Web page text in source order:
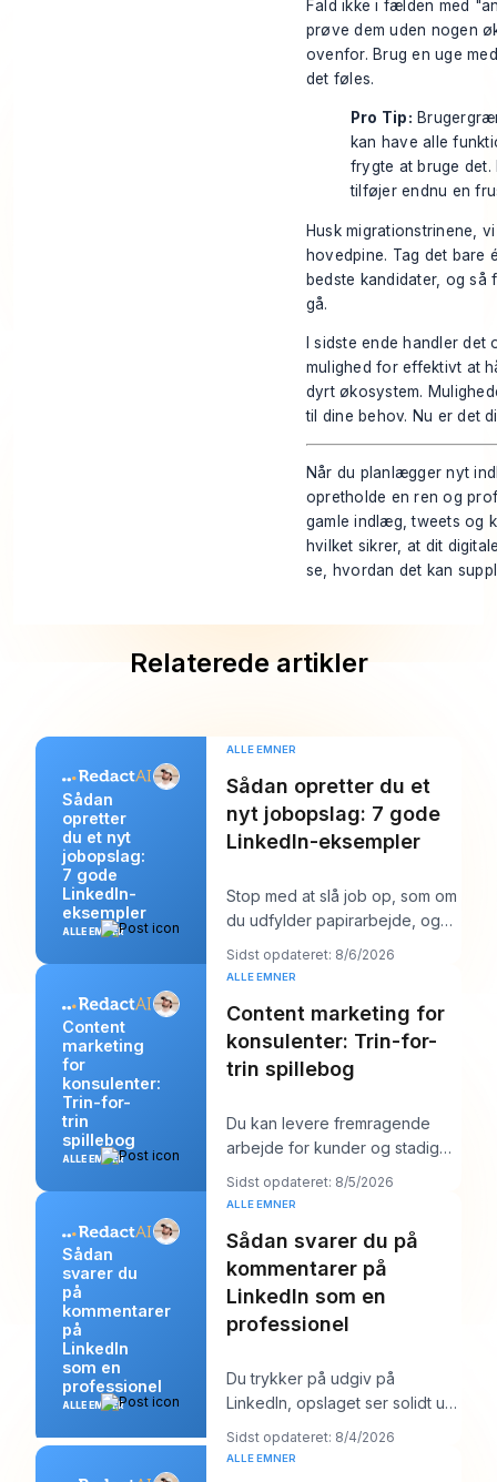
Fald ikke i fælden med
prøve dem uden nogen
ovenfor. Brug en uge
det føles.
Pro Tip:
kan have alle
frygte at bruge det.
tilføjer endnu en
Husk migrationstrinene,
hovedpine. Tag det bare
bedste kandidater, og
gå.
I sidste ende handler
mulighed for effektivt at
dyrt økosystem.
til dine behov. Nu er det
Når du planlægger nyt
opretholde en ren og
gamle indlæg, tweets og
hvilket sikrer, at dit
se, hvordan det kan
Relaterede artikler
Sådan
opretter
du et nyt
jobopslag:
7 gode
LinkedIn-
eksempler
ALLE EMNER
ALLE EMNER
Sådan opretter du et
nyt jobopslag: 7 gode
LinkedIn-eksempler
Stop med at slå job op, som om
du udfylder papirarbejde, og
begynd at skrive dem, som om
du prøver a
Sidst opdateret: 8/6/2026
Content
marketing
for
konsulenter:
Trin-for-
trin
spillebog
ALLE EMNER
ALLE EMNER
Content marketing for
konsulenter: Trin-for-
trin spillebog
Du kan levere fremragende
arbejde for kunder og stadig
føle dig mærkeligt usynlig
online. Arbejdet b
Sidst opdateret: 8/5/2026
Sådan
svarer du
på
kommentarer
på
LinkedIn
som en
professionel
ALLE EMNER
ALLE EMNER
Sådan svarer du på
kommentarer på
LinkedIn som en
professionel
Du trykker på udgiv på
LinkedIn, opslaget ser solidt ud,
og så begynder arbejdet. Et
par kommentarer
Sidst opdateret: 8/4/2026
ALLE EMNER